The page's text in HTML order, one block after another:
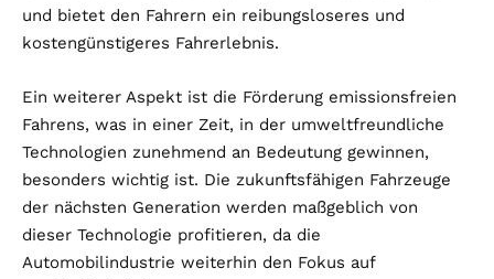
und bietet den Fahrern ein reibungsloseres und
kostengünstigeres Fahrerlebnis.
Ein weiterer Aspekt ist die Förderung emissionsfreien
Fahrens, was in einer Zeit, in der umweltfreundliche
Technologien zunehmend an Bedeutung gewinnen,
besonders wichtig ist. Die zukunftsfähigen Fahrzeuge
der nächsten Generation werden maßgeblich von
dieser Technologie profitieren, da die
Automobilindustrie weiterhin den Fokus auf